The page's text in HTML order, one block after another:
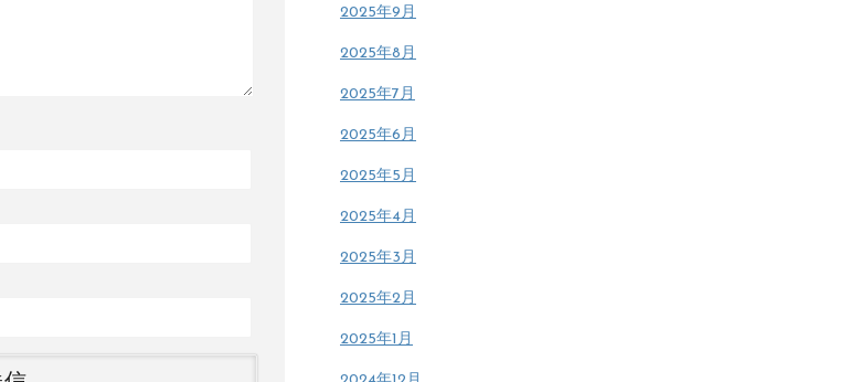
2025年9月
2025年8月
2025年7月
2025年6月
2025年5月
2025年4月
2025年3月
2025年2月
2025年1月